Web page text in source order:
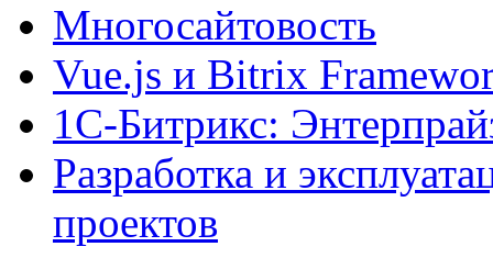
Многосайтовость
Vue.js и Bitrix
1С-Битрикс:
Разработка и
проектов